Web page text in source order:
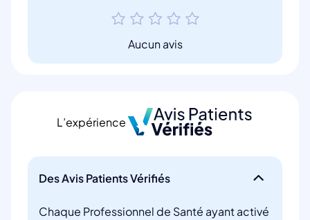
Aucun avis
L’expérience
Des Avis Patients Vérifiés
Chaque Professionnel de Santé ayant activé